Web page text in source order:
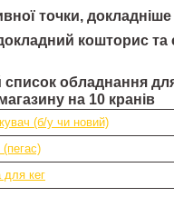
точки, докладніше
кошторис та
обладнання
на 10 кранів
(б/у чи новий)
(пегас)
для кег